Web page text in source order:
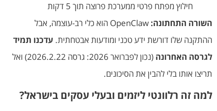
חילוץ מפתח פרטי ממערכת פרוצה תוך 5 דקות
השורה התחתונה:
OpenClaw הוא כלי רב-עוצמה, אבל
ההתקנה שלו דורשת ידע טכני ומודעות אבטחתית. עדכנו תמיד
לגרסה האחרונה
(נכון לפברואר 2026: גרסה 2026.2.22) ואל
תריצו אותו בלי להבין את הסיכונים.
למה זה רלוונטי ליזמים ובעלי עסקים בישראל?